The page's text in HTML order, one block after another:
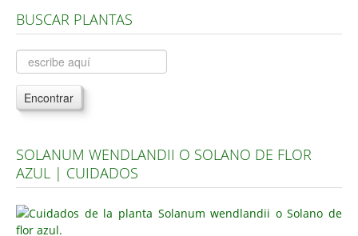
Árboles, Cicas y Palmeras de la G a la Z
Plantas Anuales y Perennes
Plantas Bulbosas y Acuáticas
Plantas de Interior
Plantas Aromáticas y de Huerto
Plantas Carnívoras y Orquídeas
Consejos
BUSCAR PLANTAS
Encontrar
SOLANUM WENDLANDII O SOLANO DE FLOR
AZUL | CUIDADOS